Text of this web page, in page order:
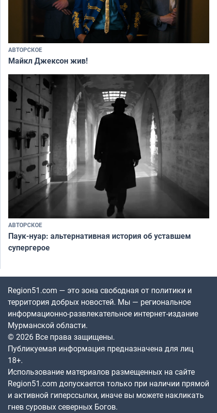
АВТОРСКОЕ
Майкл Джексон жив!
АВТОРСКОЕ
Паук-нуар: альтернативная история об уставшем
супергерое
Region51.com — это зона свободная от политики и
территория добрых новостей. Мы — региональное
информационно-развлекательное интернет-издание
Мурманской области.
© 2026 Все права защищены.
Публикуемая информация предназначена для лиц
18+.
Использование материалов размещенных на сайте
Region51.com допускается только при наличии прямой
и активной гиперссылки, иначе вы можете накликать
гнев суровых северных Богов.